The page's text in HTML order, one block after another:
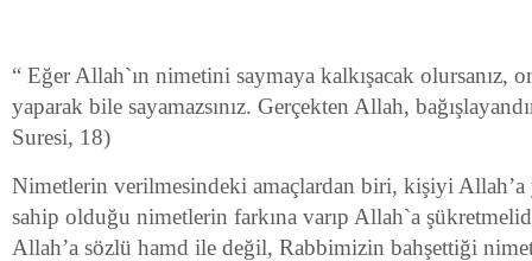
“ Eğer Allah`ın nimetini saymaya kalkışacak olursanız,
yaparak bile sayamazsınız. Gerçekten Allah,
Suresi, 18)
Nimetlerin verilmesindeki amaçlardan biri, kişiyi
sahip olduğu nimetlerin farkına varıp Allah`a
Allah’a sözlü hamd ile değil, Rabbimizin bahşettiği